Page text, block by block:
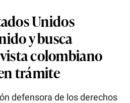
Unidos
y busca
colombiano
trámite
defensora de los derechos